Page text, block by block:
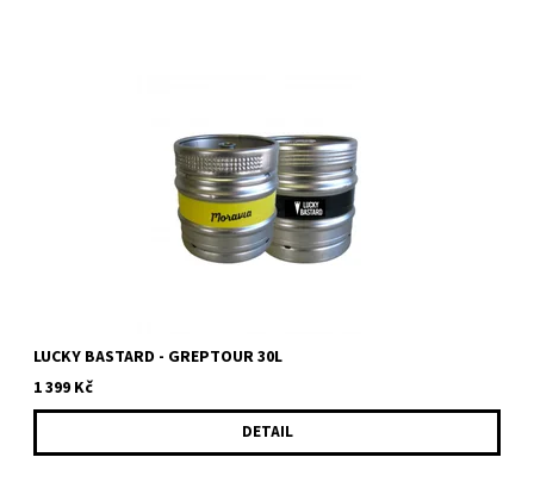
LUCKY BASTARD - GREPTOUR 30L
1 399 Kč
DETAIL